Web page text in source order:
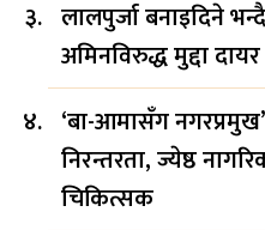
लालपुर्जा बनाइदिने
अमिनविरुद्ध मुद्दा दायर
‘बा-आमासँग
निरन्तरता, ज्येष्ठ
चिकित्सक